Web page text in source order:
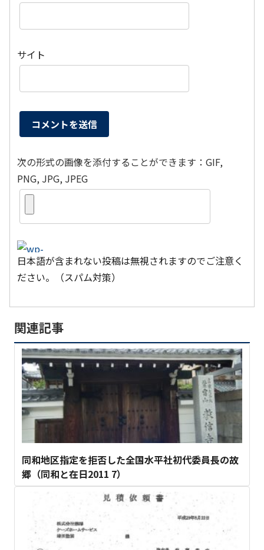
サイト
次の形式の画像を添付することができます：GIF,
PNG, JPG, JPEG
日本語が含まれない投稿は無視されますのでご注意く
ださい。（スパム対策）
関連記事
同和地区指定を拒否した全国水平社初代委員長の故
郷（同和と在日2011 7）